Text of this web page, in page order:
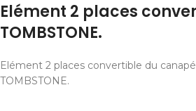
Elément 2 places
TOMBSTONE.
Elément 2 places convertible du
TOMBSTONE.